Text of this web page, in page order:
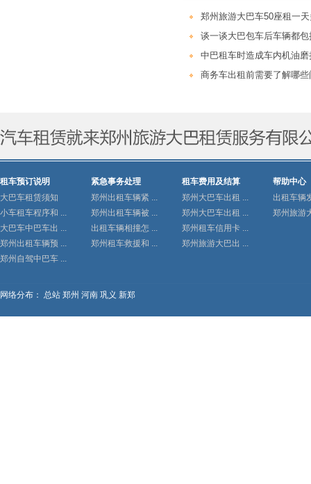
郑州旅游大巴车50座租一
谈一谈大巴包车后车辆都
中巴租车时造成车内机油
商务车出租前需要了解哪些
租车预订说明
大巴车租赁须知
小车租车程序和 ...
大巴车中巴车出 ...
郑州出租车辆预 ...
郑州自驾中巴车 ...
紧急事务处理
郑州出租车辆紧 ...
郑州出租车辆被 ...
出租车辆相撞怎 ...
郑州租车救援和 ...
租车费用及结算
郑州大巴车出租 ...
郑州大巴车出租 ...
郑州租车信用卡 ...
郑州旅游大巴出 ...
帮助中心
出租车辆
郑州旅游
网络分布： 总站 郑州 河南 巩义 新郑